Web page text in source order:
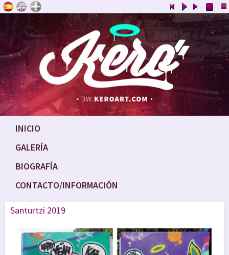
INICIO
GALERÍA
BIOGRAFÍA
CONTACTO/INFORMACIÓN
Santurtzi 2019